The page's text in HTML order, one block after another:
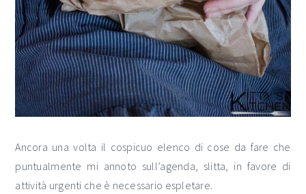
Ancora una volta il cospicuo elenco di cose da fare che
puntualmente mi annoto sull’agenda, slitta, in favore di
attività urgenti che è necessario espletare.